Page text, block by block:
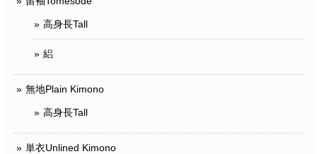
高身長Tall
絽
無地Plain Kimono
高身長Tall
単衣Unlined Kimono